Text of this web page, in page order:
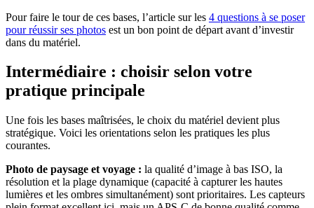
Pour faire le tour de ces bases, l’article sur les 4 questions à se poser
pour réussir ses photos est un bon point de départ avant d’investir
dans du matériel.
Intermédiaire : choisir selon votre
pratique principale
Une fois les bases maîtrisées, le choix du matériel devient plus
stratégique. Voici les orientations selon les pratiques les plus
courantes.
Photo de paysage et voyage : la qualité d’image à bas ISO, la
résolution et la plage dynamique (capacité à capturer les hautes
lumières et les ombres simultanément) sont prioritaires. Les capteurs